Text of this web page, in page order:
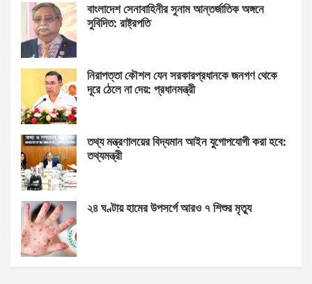
বাংলাদেশ সেনাবাহিনীর সুনাম আন্তর্জাতিক অঙ্গনে
সুবিদিত: রাষ্ট্রপতি
নিরাপত্তা কৌশল যেন সরকারপ্রধানকে জনগণ থেকে
দূরে ঠেলে না দেয়: প্রধানমন্ত্রী
তথ্য মন্ত্রণালয়ের বিদ্যমান আইন যুগোপযোগী করা হবে:
তথ্যমন্ত্রী
২৪ ঘণ্টায় হামের উপসর্গে আরও ৭ শিশুর মৃত্যু